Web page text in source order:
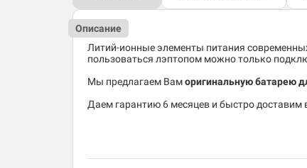
Описание
Литий-ионные элементы питания
пользоваться лэптопом можно только
Мы предлагаем Ваморигинальную батарею
Даем гарантию 6 месяцев и быстро доставим